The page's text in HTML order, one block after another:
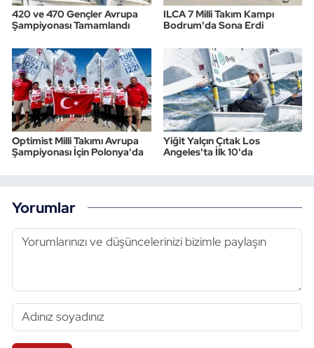
420 ve 470 Gençler Avrupa
Şampiyonası Tamamlandı
ILCA 7 Milli Takım Kampı
Bodrum'da Sona Erdi
Optimist Milli Takımı Avrupa
Şampiyonası İçin Polonya'da
Yiğit Yalçın Çıtak Los
Angeles'ta İlk 10'da
Yorumlar